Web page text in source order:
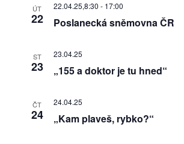
ÚT
22 Poslanecká sněmovna ČR
22.04.25,8:30 - 17:00
ST
23 „155 a doktor je tu hned“
23.04.25
ČT
24 „Kam plaveš, rybko?“
24.04.25